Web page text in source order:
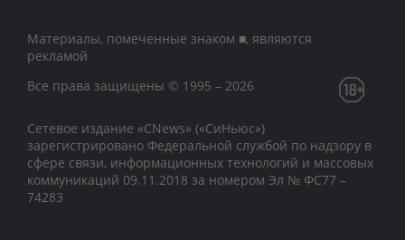
Материалы, помеченные знаком ■, являются
рекламой
Все права защищены © 1995 – 2026
Сетевое издание «CNews» («СиНьюс»)
зарегистрировано Федеральной службой по надзору в
сфере связи, информационных технологий и массовых
коммуникаций 09.11.2018 за номером Эл № ФС77 –
74283